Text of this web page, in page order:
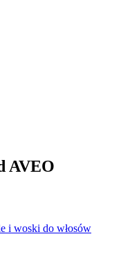
AVEO
i woski do włosów